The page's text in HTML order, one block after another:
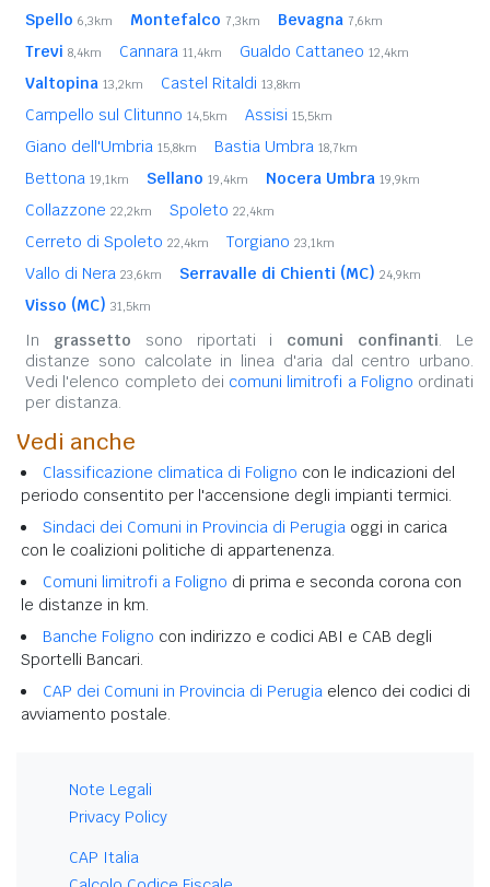
Spello 6,3km Montefalco 7,3km Bevagna 7,6km
Trevi 8,4km Cannara 11,4km Gualdo Cattaneo 12,4km
Valtopina 13,2km Castel Ritaldi 13,8km
Campello sul Clitunno 14,5km Assisi 15,5km
Giano dell'Umbria 15,8km Bastia Umbra 18,7km
Bettona 19,1km Sellano 19,4km Nocera Umbra 19,9km
Collazzone 22,2km Spoleto 22,4km
Cerreto di Spoleto 22,4km Torgiano 23,1km
Vallo di Nera 23,6km Serravalle di Chienti (MC) 24,9km
Visso (MC) 31,5km
In grassetto sono riportati i comuni confinanti. Le
distanze sono calcolate in linea d'aria dal centro urbano.
Vedi l'elenco completo dei comuni limitrofi a Foligno ordinati
per distanza.
Vedi anche
Classificazione climatica di Foligno con le indicazioni del
periodo consentito per l'accensione degli impianti termici.
Sindaci dei Comuni in Provincia di Perugia oggi in carica
con le coalizioni politiche di appartenenza.
Comuni limitrofi a Foligno di prima e seconda corona con
le distanze in km.
Banche Foligno con indirizzo e codici ABI e CAB degli
Sportelli Bancari.
CAP dei Comuni in Provincia di Perugia elenco dei codici di
avviamento postale.
Note Legali
Privacy Policy
CAP Italia